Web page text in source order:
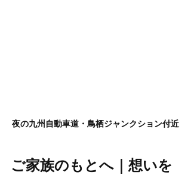
夜の九州自動車道・鳥栖ジャンクション付近
ご家族のもとへ｜想いを